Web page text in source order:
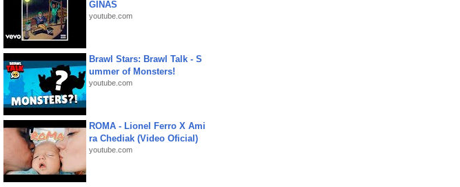
GINAS
youtube.com
Brawl Stars: Brawl Talk - S
ummer of Monsters!
youtube.com
ROMA - Lionel Ferro X Ami
ra Chediak (Video Oficial)
youtube.com